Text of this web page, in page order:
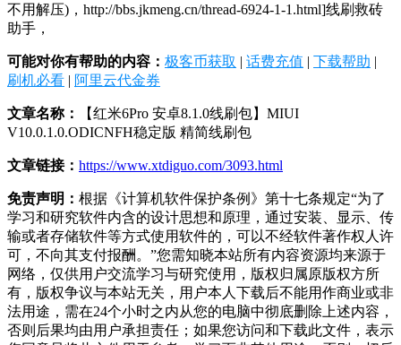
不用解压)，http://bbs.jkmeng.cn/thread-6924-1-1.html]线刷救砖
助手，
可能对你有帮助的内容： 极客币获取 | 话费充值 | 下载帮助 |
刷机必看 | 阿里云代金券
文章名称：
【红米6Pro 安卓8.1.0线刷包】MIUI
V10.0.1.0.ODICNFH稳定版 精简线刷包
文章链接： https://www.xtdiguo.com/3093.html
免责声明： 根据《计算机软件保护条例》第十七条规定“为了
学习和研究软件内含的设计思想和原理，通过安装、显示、传
输或者存储软件等方式使用软件的，可以不经软件著作权人许
可，不向其支付报酬。”您需知晓本站所有内容资源均来源于
网络，仅供用户交流学习与研究使用，版权归属原版权方所
有，版权争议与本站无关，用户本人下载后不能用作商业或非
法用途，需在24个小时之内从您的电脑中彻底删除上述内容，
否则后果均由用户承担责任；如果您访问和下载此文件，表示